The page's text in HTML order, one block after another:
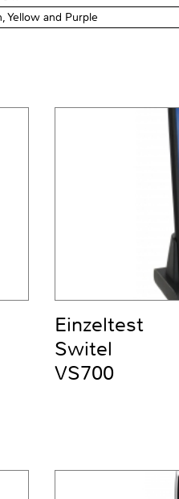
Yellow and Purple
Einzeltest
Switel
VS700